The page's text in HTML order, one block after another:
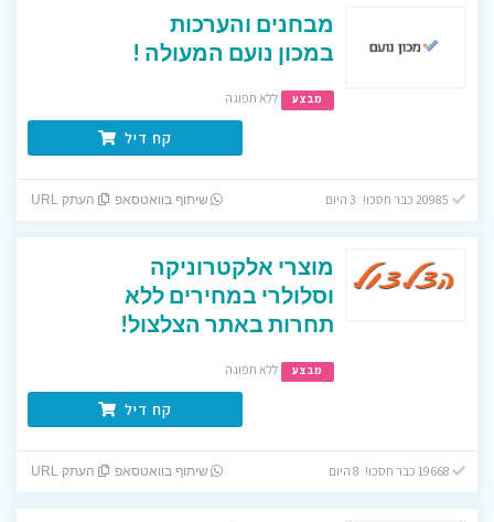
מבחנים והערכות
במכון נועם המעולה !
מבצע ללא תפוגה
קח דיל
שיתוף בוואטסאפ העתק URL
מוצרי אלקטרוניקה
וסלולרי במחירים ללא
תחרות באתר הצלצול!
מבצע ללא תפוגה
קח דיל
19668 כבר חסכו! 8 היום שיתוף בוואטסאפ העתק URL